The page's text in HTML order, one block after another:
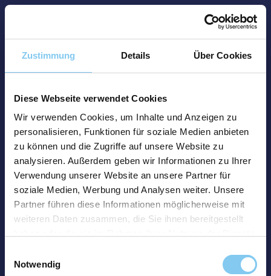
Zustimmung Details Über Cookies
Diese Webseite verwendet Cookies
Wir verwenden Cookies, um Inhalte und Anzeigen zu
personalisieren, Funktionen für soziale Medien anbieten
zu können und die Zugriffe auf unsere Website zu
analysieren. Außerdem geben wir Informationen zu Ihrer
Verwendung unserer Website an unsere Partner für
soziale Medien, Werbung und Analysen weiter. Unsere
Partner führen diese Informationen möglicherweise mit
weiteren Daten zusammen, die Sie ihnen bereitgestellt
Notwendig